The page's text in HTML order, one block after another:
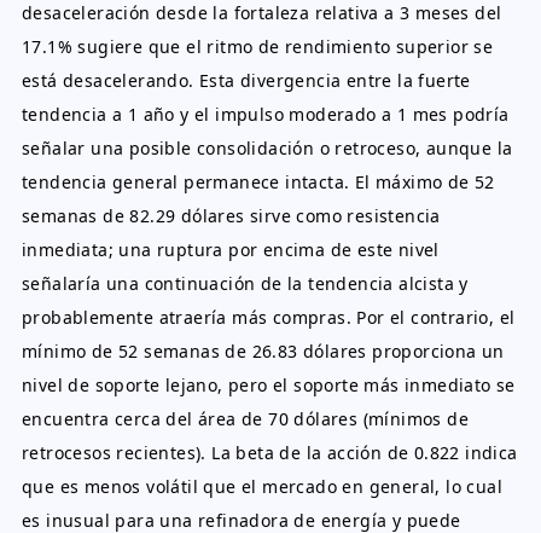
desaceleración desde la fortaleza relativa a 3 meses del
17.1% sugiere que el ritmo de rendimiento superior se
está desacelerando. Esta divergencia entre la fuerte
tendencia a 1 año y el impulso moderado a 1 mes podría
señalar una posible consolidación o retroceso, aunque la
tendencia general permanece intacta. El máximo de 52
semanas de 82.29 dólares sirve como resistencia
inmediata; una ruptura por encima de este nivel
señalaría una continuación de la tendencia alcista y
probablemente atraería más compras. Por el contrario, el
mínimo de 52 semanas de 26.83 dólares proporciona un
nivel de soporte lejano, pero el soporte más inmediato se
encuentra cerca del área de 70 dólares (mínimos de
retrocesos recientes). La beta de la acción de 0.822 indica
que es menos volátil que el mercado en general, lo cual
es inusual para una refinadora de energía y puede